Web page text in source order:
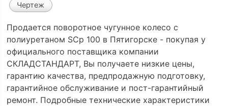
Чертеж
Продается поворотное чугунное колесо с
полиуретаном SCp 100 в Пятигорске - покупая у
официального поставщика компании
СКЛАДСТАНДАРТ, Вы получаете низкие цены,
гарантию качества, предпродажную подготовку,
гарантийное обслуживание и пост-гарантийный
ремонт. Подробные технические характеристики